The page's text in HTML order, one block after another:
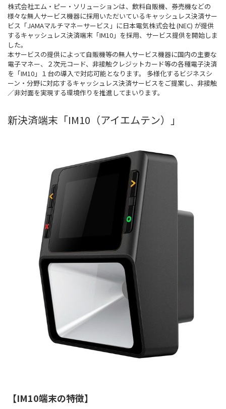
株式会社エム・ピー・ソリューションは、飲料自販機、券売機などの
様々な無人サービス機器に採用いただいているキャッシュレス決済サー
ビス「JAMAマルチマネーサービス」に日本電気株式会社 (NEC) が提供
するキャッシュレス決済端末「IM10」を採用、サービス提供を開始しま
した。
本サービスの提供によって自販機等の無人サービス機器に国内の主要な
電子マネー、２次元コード、非接触クレジットカード等の各種電子決済
を「IM10」１台の導入で対応可能となります。 多様化するビジネスシ
ーン・分野に対応するキャッシュレス決済サービスをご提案し、非接触
／非対面を実現する環境作りを推進してまいります。
新決済端末「IM10（アイエムテン）」
【IM10端末の特徴】